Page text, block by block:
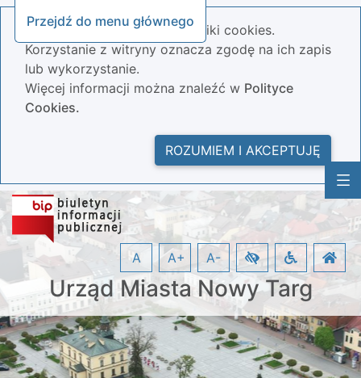
Przejdź do menu głównego
Nasza strona wykorzystuje pliki cookies.
Korzystanie z witryny oznacza zgodę na ich zapis
lub wykorzystanie.
Więcej informacji można znaleźć w Polityce
Cookies.
ROZUMIEM I AKCEPTUJĘ
Urząd Miasta Nowy Targ
A A+ A-